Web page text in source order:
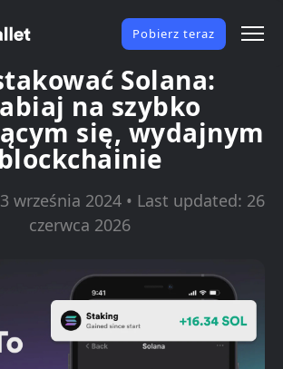
Pobierz teraz
Solana:
na szybko
się, wydajnym
blockchainie
września 2024 • Last updated: 26
czerwca 2026